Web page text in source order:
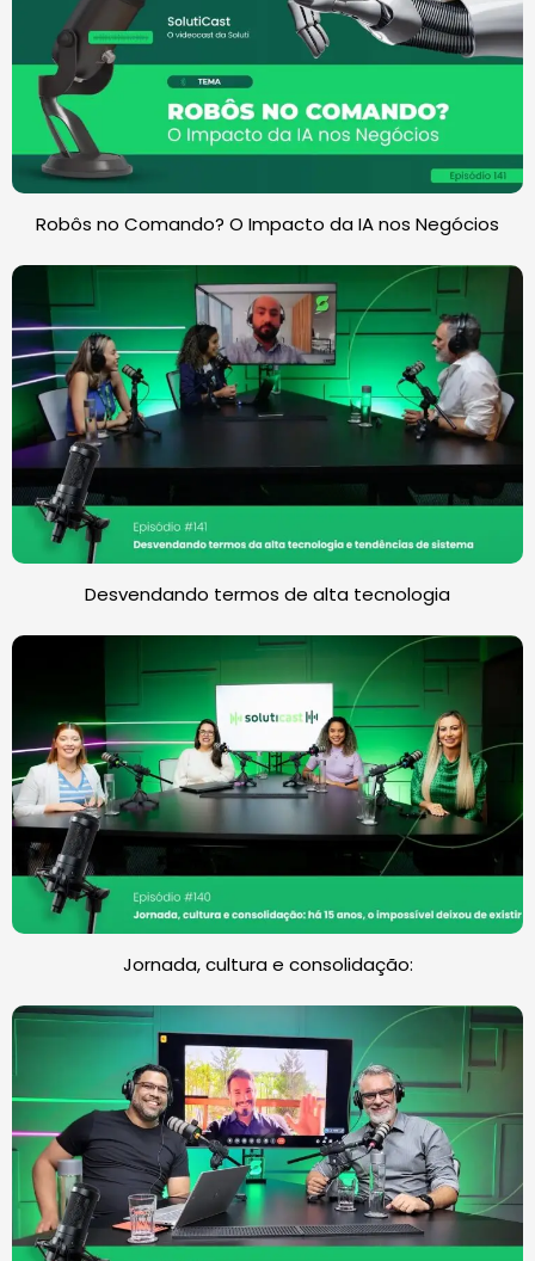
Robôs no Comando? O Impacto da IA nos Negócios
Desvendando termos de alta tecnologia
Jornada, cultura e consolidação: